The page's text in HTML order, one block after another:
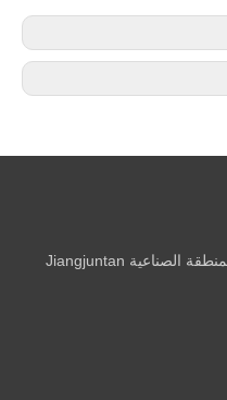
180 مترًا إلى الشمال الغربي من المنطقة الصناعية Jiangjuntan